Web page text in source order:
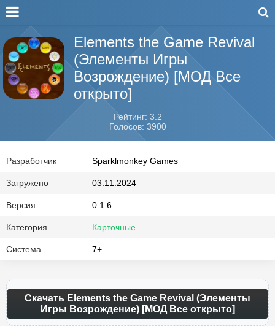
Elements the Game Revival
(Элементы Игры
Возрождение) [МОД Все
открыто]
Рейтинг: 3.2
Голосов: 3900
Разработчик Sparklmonkey Games
Загружено 03.11.2024
Версия 0.1.6
Категория Карточные
Система 7+
Скачать Elements the Game Revival (Элементы
Игры Возрождение) [МОД Все открыто]